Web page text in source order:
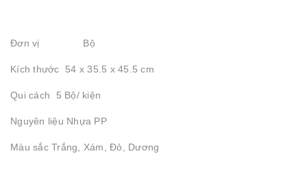
Đơn vị Bộ
Kích thước 54 x 35.5 x 45.5 cm
Qui cách 5 Bộ/ kiện
Nguyên liệu Nhựa PP
Màu sắc Trắng, Xám, Đỏ, Dương